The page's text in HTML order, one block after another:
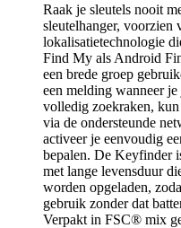
Raak je sleutels nooit
sleutelhanger, voorzien
lokalisatietechnologie
Find My als Android
een brede groep
een melding wanneer je
volledig zoekraken,
via de ondersteunde
activeer je eenvoudig
bepalen. De Keyfinder
met lange levensduur
worden opgeladen,
gebruik zonder dat
Verpakt in FSC® mix